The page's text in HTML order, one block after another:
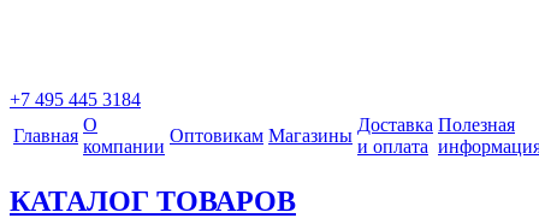
+7 495 445 3184
Главная
О
компании
Оптовикам Магазины
Доставка
и оплата
Полезная
КАТАЛОГ ТОВАРОВ